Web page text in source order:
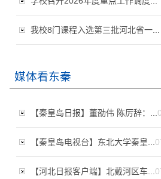
我校8门课程入选第三批河北省一
媒体看东秦
【秦皇岛日报】董劭伟 陈厉辞：...
【秦皇岛电视台】东北大学秦皇...
【河北日报客户端】北戴河区车...